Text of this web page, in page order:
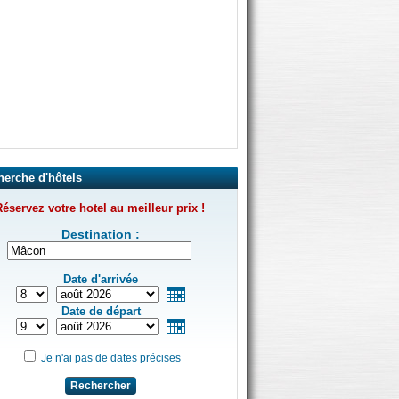
d'hôtels
votre hotel au meilleur prix !
Destination :
Date d'arrivée
Date de départ
Je n'ai pas de dates précises
Rechercher